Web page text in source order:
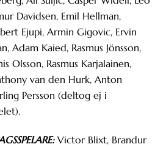
Davidsen, Emil Hellman,
Ejupi, Armin Gigovic, Ervin
Adam Kaied, Rasmus Jönsson,
Olsson, Rasmus Karjalainen,
van den Hurk, Anton
Persson (deltog ej i
Victor Blixt, Brandur